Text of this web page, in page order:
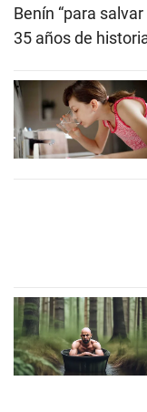
Benín “para
35 años de